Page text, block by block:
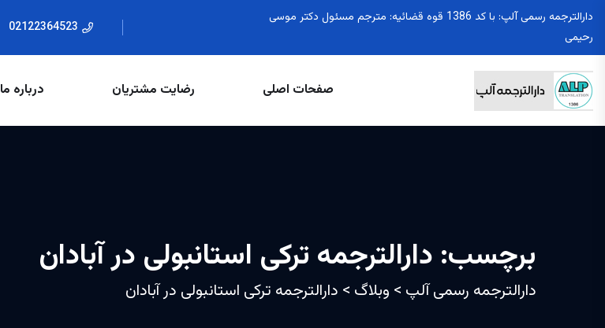
دارالترجمه رسمی آلپ: با کد 1386 قوه قضائیه: مترجم مسئول دکتر موسی
رحیمی
02122364523
صفحات اصلی رضایت مشتریان درباره ما
برچسب: دارالترجمه ترکی استانبولی در آبادان
دارالترجمه رسمی آلپ > وبلاگ > دارالترجمه ترکی استانبولی در آبادان